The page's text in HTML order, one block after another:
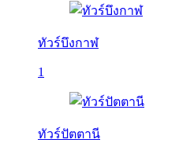
ทัวร์บึงกาฬ
1
ทัวร์ปัตตานี